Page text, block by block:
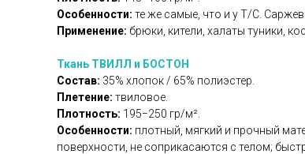
Особенности: те же самые, что и у Т/С.
Применение: брюки, кители, халаты туники,
Ткань ТВИЛЛ и БОСТОН
Состав: 35% хлопок / 65% полиэстер.
Плетение: твиловое.
Плотность: 195−250 гр/м².
Особенности: плотный, мягкий и прочный
поверхности, не соприкасаются с телом;